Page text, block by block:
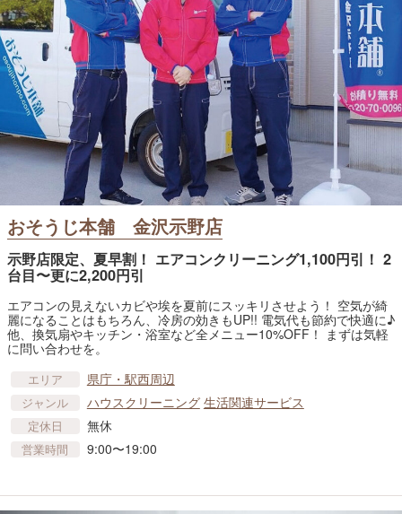
おそうじ本舗 金沢示野店
示野店限定、夏早割！ エアコンクリーニング1,100円引！ 2
台目〜更に2,200円引
エアコンの見えないカビや埃を夏前にスッキリさせよう！ 空気が綺
麗になることはもちろん、冷房の効きもUP!! 電気代も節約で快適に♪
他、換気扇やキッチン・浴室など全メニュー10%OFF！ まずは気軽
に問い合わせを。
エリア 県庁・駅西周辺
ジャンル ハウスクリーニング 生活関連サービス
定休日 無休
営業時間 9:00〜19:00